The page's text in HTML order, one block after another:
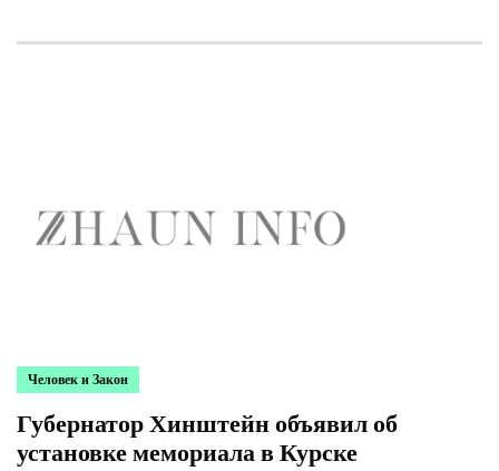
Человек и Закон
Губернатор Хинштейн объявил об
установке мемориала в Курске